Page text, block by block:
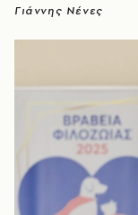
Γιάννης Νένες